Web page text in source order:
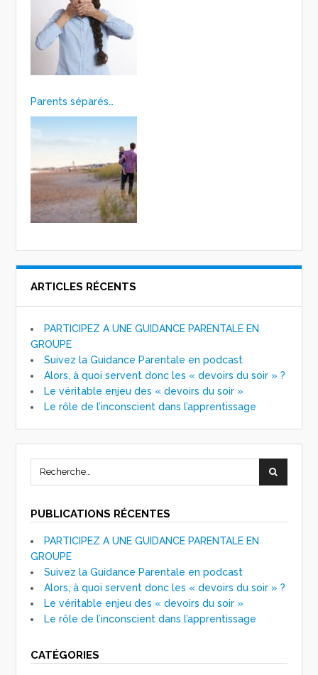
Parents séparés…
ARTICLES RÉCENTS
PARTICIPEZ A UNE GUIDANCE PARENTALE EN
GROUPE
Suivez la Guidance Parentale en podcast
Alors, à quoi servent donc les « devoirs du soir » ?
Le véritable enjeu des « devoirs du soir »
Le rôle de l’inconscient dans l’apprentissage
PUBLICATIONS RÉCENTES
PARTICIPEZ A UNE GUIDANCE PARENTALE EN
GROUPE
Suivez la Guidance Parentale en podcast
Alors, à quoi servent donc les « devoirs du soir » ?
Le véritable enjeu des « devoirs du soir »
Le rôle de l’inconscient dans l’apprentissage
CATÉGORIES